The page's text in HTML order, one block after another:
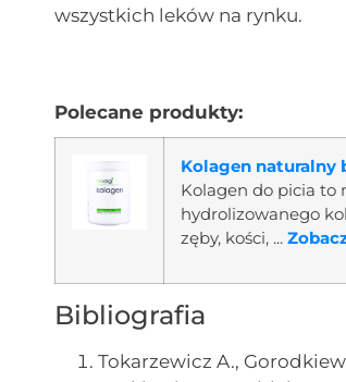
wszystkich leków na rynku.
Polecane produkty:
Kolagen naturalny
Kolagen do picia to
hydrolizowanego
zęby, kości, ...
Bibliografia
Tokarzewicz A.,